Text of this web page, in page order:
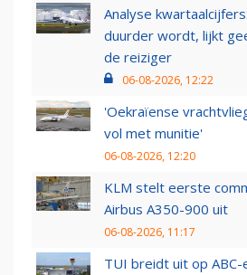
Analyse
duurder wordt, lijkt
de reiziger
06-08-2026, 12:22
'Oekraïense
vol met munitie'
06-08-2026, 12:20
KLM stelt eerste
Airbus A350-900 uit
06-08-2026, 11:17
TUI breidt uit op ABC-